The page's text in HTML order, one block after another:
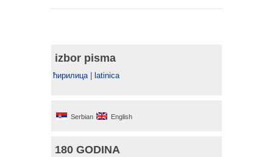
izbor pisma
ћирилица| latinica
Serbian English
180 GODINA